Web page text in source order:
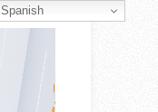
Spanish